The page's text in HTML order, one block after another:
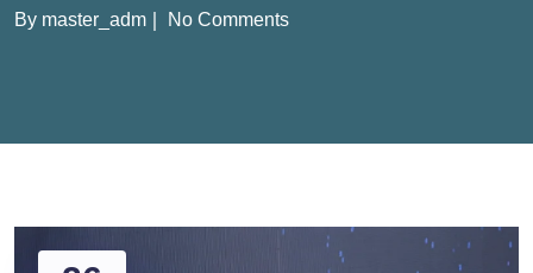
By master_adm No Comments